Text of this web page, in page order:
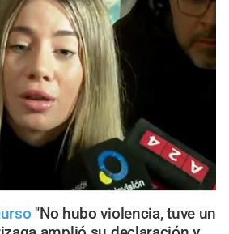
"No hubo violencia, tuve un